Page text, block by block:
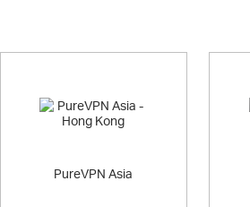
PureVPN Asia